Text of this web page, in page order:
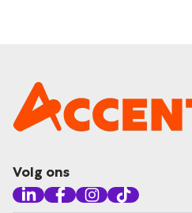
Volg ons